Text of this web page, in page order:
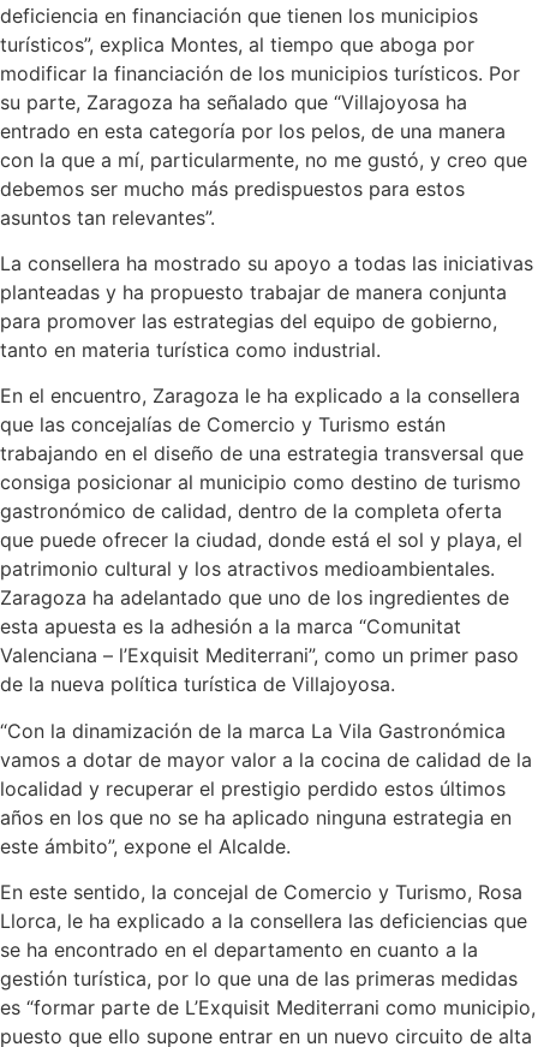
deficiencia en financiación que tienen los municipios
turísticos”, explica Montes, al tiempo que aboga por
modificar la financiación de los municipios turísticos. Por
su parte, Zaragoza ha señalado que “Villajoyosa ha
entrado en esta categoría por los pelos, de una manera
con la que a mí, particularmente, no me gustó, y creo que
debemos ser mucho más predispuestos para estos
asuntos tan relevantes”.
La consellera ha mostrado su apoyo a todas las iniciativas
planteadas y ha propuesto trabajar de manera conjunta
para promover las estrategias del equipo de gobierno,
tanto en materia turística como industrial.
En el encuentro, Zaragoza le ha explicado a la consellera
que las concejalías de Comercio y Turismo están
trabajando en el diseño de una estrategia transversal que
consiga posicionar al municipio como destino de turismo
gastronómico de calidad, dentro de la completa oferta
que puede ofrecer la ciudad, donde está el sol y playa, el
patrimonio cultural y los atractivos medioambientales.
Zaragoza ha adelantado que uno de los ingredientes de
esta apuesta es la adhesión a la marca “Comunitat
Valenciana – l’Exquisit Mediterrani”, como un primer paso
de la nueva política turística de Villajoyosa.
“Con la dinamización de la marca La Vila Gastronómica
vamos a dotar de mayor valor a la cocina de calidad de la
localidad y recuperar el prestigio perdido estos últimos
años en los que no se ha aplicado ninguna estrategia en
este ámbito”, expone el Alcalde.
En este sentido, la concejal de Comercio y Turismo, Rosa
Llorca, le ha explicado a la consellera las deficiencias que
se ha encontrado en el departamento en cuanto a la
gestión turística, por lo que una de las primeras medidas
es “formar parte de L’Exquisit Mediterrani como municipio,
puesto que ello supone entrar en un nuevo circuito de alta